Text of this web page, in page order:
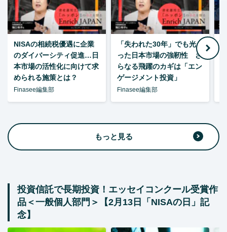
NISAの相続税優遇に企業
のダイバーシティ促進…日
本市場の活性化に向けて求
められる施策とは？
Finasee編集部
「失われた30年」でも光
った日本市場の強靭性 さ
らなる飛躍のカギは「エン
ゲージメント投資」
Finasee編集部
もっと見る
投資信託で長期投資！エッセイコンクール受賞作
品＜一般個人部門＞【2月13日「NISAの日」記
念】